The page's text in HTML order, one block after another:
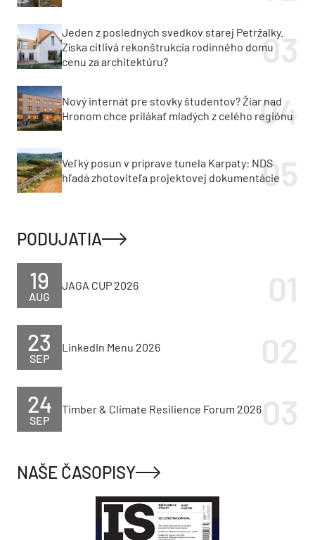
Jeden z posledných svedkov starej Petržalky.
Získa citlivá rekonštrukcia rodinného domu
cenu za architektúru?
Nový internát pre stovky študentov? Žiar nad
Hronom chce prilákať mladých z celého regiónu
Veľký posun v príprave tunela Karpaty: NDS
hľadá zhotoviteľa projektovej dokumentácie
PODUJATIA
AUG
19 JAGA CUP 2026
SEP
23 LinkedIn Menu 2026
SEP
24 Timber & Climate Resilience Forum 2026
NAŠE ČASOPISY